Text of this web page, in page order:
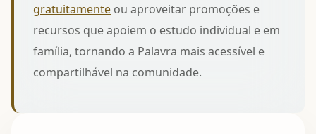
gratuitamente ou aproveitar promoções e
recursos que apoiem o estudo individual e em
família, tornando a Palavra mais acessível e
compartilhável na comunidade.